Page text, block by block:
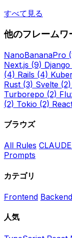
すべて見る
他のフレームワ
NanoBananaPro
Next.js (9) Django
(4) Rails (4)
Rust (3) Svelte (2)
Turborepo (2)
(2) Tokio (2)
ブラウズ
All Rules
Prompts
カテゴリ
Frontend Backend
人気